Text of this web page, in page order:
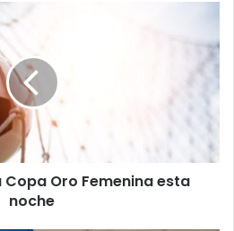
Copa Oro Femenina esta
noche